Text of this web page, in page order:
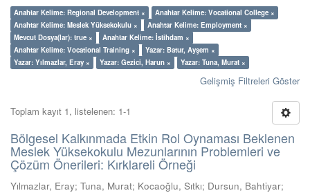
Anahtar Kelime: Regional Development ×
Anahtar Kelime: Vocational College ×
Anahtar Kelime: Meslek Yüksekokulu ×
Anahtar Kelime: Employment ×
Mevcut Dosya(lar): true ×
Anahtar Kelime: İstihdam ×
Anahtar Kelime: Vocational Training ×
Yazar: Batur, Ayşem ×
Yazar: Yılmazlar, Eray ×
Yazar: Gezici, Harun × Yazar: Tuna, Murat ×
Gelişmiş Filtreleri Göster
Toplam kayıt 1, listelenen: 1-1
Bölgesel Kalkınmada Etkin Rol Oynaması Beklenen
Meslek Yüksekokulu Mezunlarının Problemleri ve
Çözüm Önerileri: Kırklareli Örneği
Yılmazlar, Eray; Tuna, Murat; Kocaoğlu, Sıtkı; Dursun, Bahtiyar;